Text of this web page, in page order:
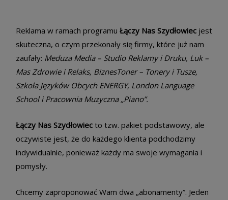
Reklama w ramach programu Łączy Nas Szydłowiec jest
skuteczna, o czym przekonały się firmy, które już nam
zaufały: Meduza Media – Studio Reklamy i Druku, Luk –
Mas Zdrowie i Relaks, BiznesToner – Tonery i Tusze,
Szkoła Języków Obcych ENERGY, London Language
School i Pracownia Muzyczna „Piano”.
Łączy Nas Szydłowiec to tzw. pakiet podstawowy, ale
oczywiste jest, że do każdego klienta podchodzimy
indywidualnie, ponieważ każdy ma swoje wymagania i
pomysły.
Chcemy zaproponować Wam dwa „abonamenty”. Jeden